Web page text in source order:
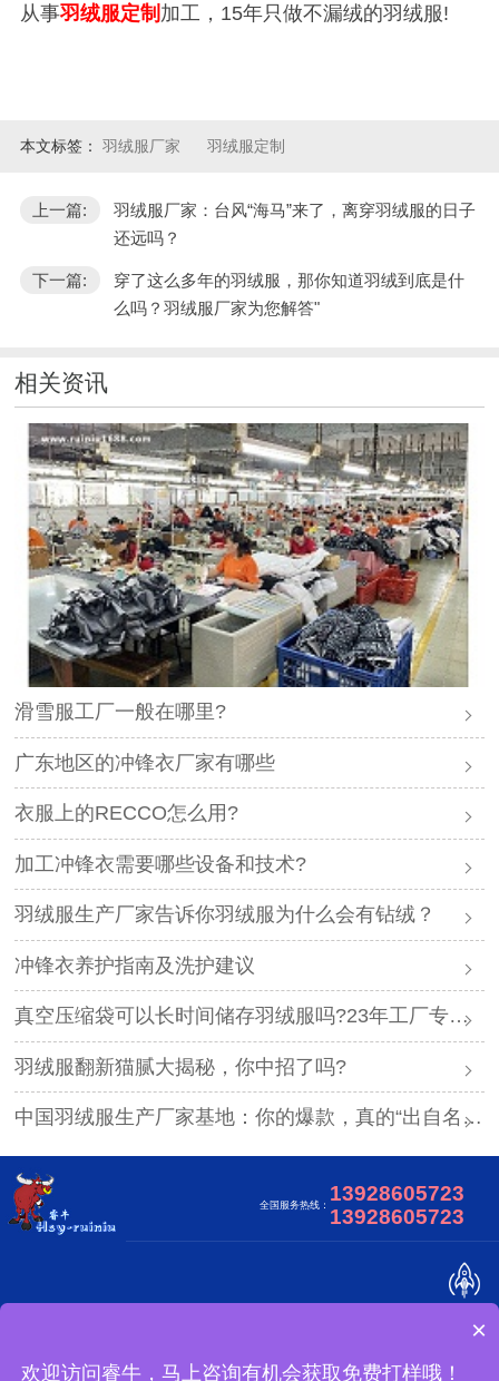
从事羽绒服定制 加工，15年只做不漏绒的羽绒服!
本文标签： 羽绒服厂家 羽绒服定制
上一篇:
羽绒服厂家：台风“海马”来了，离穿羽绒服的日子
还远吗？
下一篇:
穿了这么多年的羽绒服，那你知道羽绒到底是什
么吗？羽绒服厂家为您解答"
相关资讯
滑雪服工厂一般在哪里?
广东地区的冲锋衣厂家有哪些
衣服上的RECCO怎么用?
加工冲锋衣需要哪些设备和技术?
羽绒服生产厂家告诉你羽绒服为什么会有钻绒？
冲锋衣养护指南及洗护建议
真空压缩袋可以长时间储存羽绒服吗?23年工厂专业解答
羽绒服翻新猫腻大揭秘，你中招了吗?
中国羽绒服生产厂家基地：你的爆款，真的“出自名门”吗？
全国服务热线： 13928605723
13928605723
广东睿牛制衣有限公司 版权所有
×
欢迎访问睿牛，马上咨询有机会获取免费打样哦！